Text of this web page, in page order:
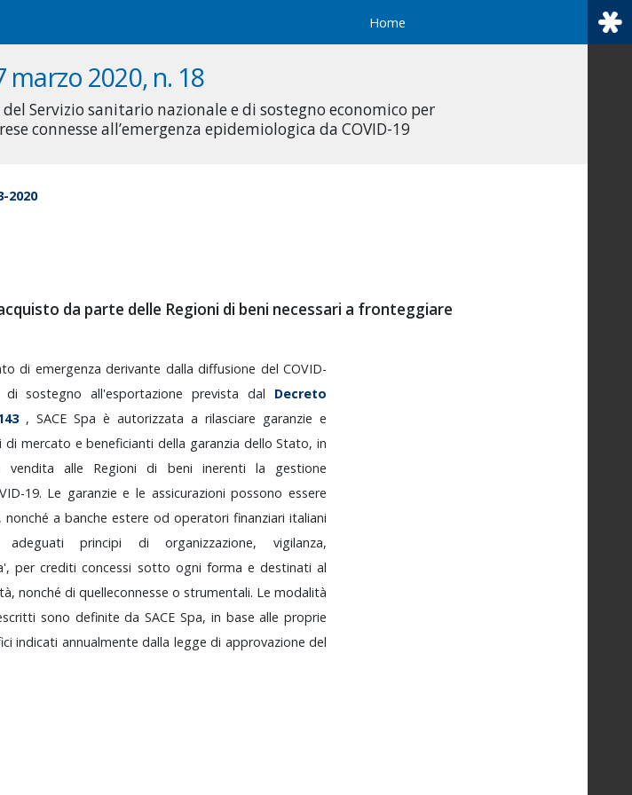
Home
2020, n. 18
Servizio sanitario nazionale e di sostegno economico per
connesse all’emergenza epidemiologica da COVID-19
2020
da parte delle Regioni di beni necessari a fronteggiare
di emergenza derivante dalla diffusione del COVID-
disostegnoall'esportazioneprevistadal Decreto
, SACE Spa è autorizzata a rilasciare garanzie e
di mercato ebeneficianti della garanzia delloStato, in
venditaalle Regionidi beni inerenti la gestione
19. Le garanzieele assicurazionipossonoessere
nonché a banche estere od operatori finanziari italiani
adeguatiprincipi diorganizzazione, vigilanza,
percrediticoncessi sotto ogni forma e destinatial
nonché di quelleconnesse o strumentali. Le modalità
sono definitedaSACESpa, in basealleproprie
indicati annualmentedalla leggedi approvazionedel